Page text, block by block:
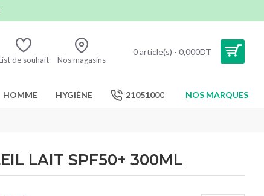
de souhait Nos magasins
0 article(s) - 0,000DT
HOMME HYGIÈNE 21051000 NOS MARQUES
LAIT SPF50+ 300ML